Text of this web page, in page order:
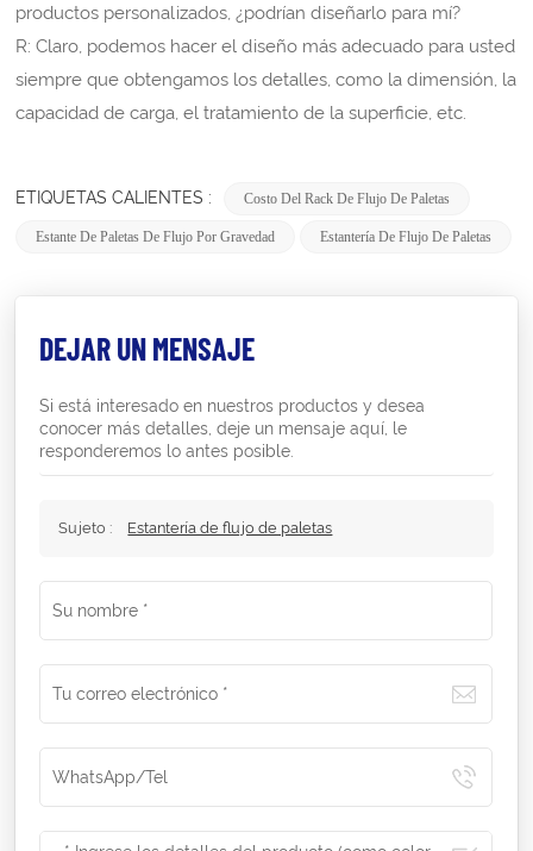
productos personalizados, ¿podrían diseñarlo para mí?
R: Claro, podemos hacer el diseño más adecuado para usted
siempre que obtengamos los detalles, como la dimensión, la
capacidad de carga, el tratamiento de la superficie, etc.
ETIQUETAS CALIENTES : Costo Del Rack De Flujo De Paletas
Estante De Paletas De Flujo Por Gravedad Estantería De Flujo De Paletas
DEJAR UN MENSAJE
Si está interesado en nuestros productos y desea
conocer más detalles, deje un mensaje aquí, le
responderemos lo antes posible.
Sujeto : Estantería de flujo de paletas